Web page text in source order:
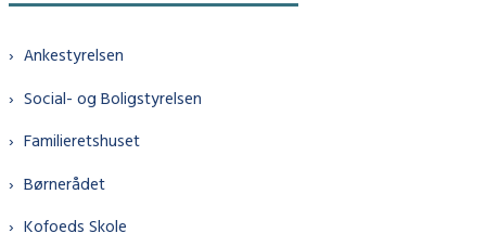
Ankestyrelsen
Social- og Boligstyrelsen
Familieretshuset
Børnerådet
Kofoeds Skole